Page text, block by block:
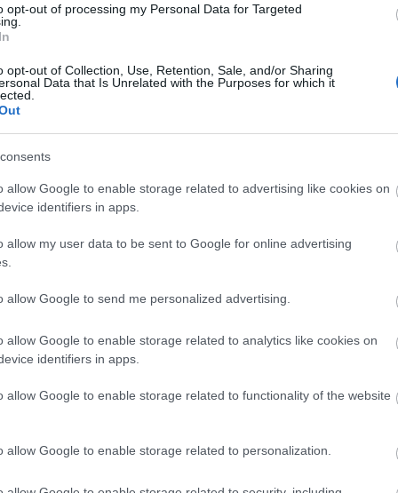
opt-out of processing my Personal Data for Targeted
opt-out of Collection, Use, Retention, Sale, and/or Sharing
Data that Is Unrelated with the Purposes for which it
allow Google to enable storage related to advertising like cookies on
identifiers in apps.
allow my user data to be sent to Google for online advertising
allow Google to send me personalized advertising.
allow Google to enable storage related to analytics like cookies on
identifiers in apps.
allow Google to enable storage related to functionality of the website
allow Google to enable storage related to personalization.
munkatársai rendszeresen kommunikálnak
Képzés és Fejlődés
világa folyamatosan változik, ezért az
is lépést kell tartaniuk az újdonságokkal.
és workshopokon vesznek részt, hogy
trendekkel és technológiákkal
szemhéjplasztika
hasplasztikaorrplasztikaarcplasztika
FEEDEK